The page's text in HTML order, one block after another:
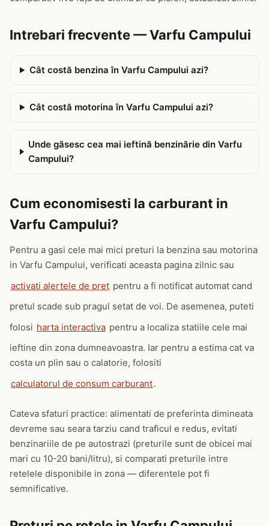
Intrebari frecvente — Varfu Campului
Cât costă benzina în Varfu Campului azi?
Cât costă motorina în Varfu Campului azi?
Unde găsesc cea mai ieftină benzinărie din Varfu
Campului?
Cum economisesti la carburant in
Varfu Campului?
Pentru a gasi cele mai mici preturi la benzina sau motorina
in Varfu Campului, verificati aceasta pagina zilnic sau
activati alertele de pret pentru a fi notificat automat cand
pretul scade sub pragul setat de voi. De asemenea, puteti
folosi harta interactiva pentru a localiza statiile cele mai
ieftine din zona dumneavoastra. Iar pentru a estima cat va
costa un plin sau o calatorie, folositi
calculatorul de consum carburant.
Cateva sfaturi practice: alimentati de preferinta dimineata
devreme sau seara tarziu cand traficul e redus, evitati
benzinariile de pe autostrazi (preturile sunt de obicei mai
mari cu 10-20 bani/litru), si comparati preturile intre
retelele disponibile in zona — diferentele pot fi
semnificative.